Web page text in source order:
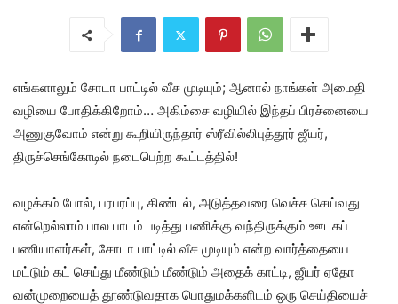
எங்களாலும் சோடா பாட்டில் வீச முடியும்; ஆனால் நாங்கள் அமைதி
வழியை போதிக்கிறோம்… அகிம்சை வழியில் இந்தப் பிரச்னையை
அணுகுவோம் என்று கூறியிருந்தார் ஸ்ரீவில்லிபுத்தூர் ஜீயர்,
திருச்செங்கோடில் நடைபெற்ற கூட்டத்தில்!
வழக்கம் போல், பரபரப்பு, கிண்டல், அடுத்தவரை வெச்சு செய்வது
என்றெல்லாம் பால பாடம் படித்து பணிக்கு வந்திருக்கும் ஊடகப்
பணியாளர்கள், சோடா பாட்டில் வீச முடியும் என்ற வார்த்தையை
மட்டும் கட் செய்து மீண்டும் மீண்டும் அதைக் காட்டி, ஜீயர் ஏதோ
வன்முறையைத் தூண்டுவதாக பொதுமக்களிடம் ஒரு செய்தியைச்